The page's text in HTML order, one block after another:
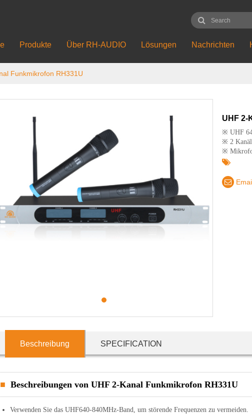
Produkte Über RH-AUDIO Lösungen Nachrichten
Funkmikrofon RH331U
UHF 2-
※ UHF
※ 2
※
Beschreibung SPECIFICATION
Beschreibungen von UHF 2-Kanal Funkmikrofon RH331U
Verwenden Sie das UHF640-840MHz-Band, um störende Frequenzen zu vermeiden.